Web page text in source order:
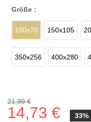
Größe :
100x70 150x105
350x256 400x280
21,99 €
14,73 € 33%